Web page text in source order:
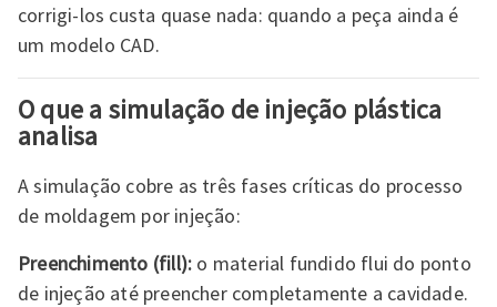
corrigi-los custa quase nada: quando a peça ainda é
um modelo CAD.
O que a simulação de injeção plástica
analisa
A simulação cobre as três fases críticas do processo
de moldagem por injeção:
Preenchimento (fill): o material fundido flui do ponto
de injeção até preencher completamente a cavidade.